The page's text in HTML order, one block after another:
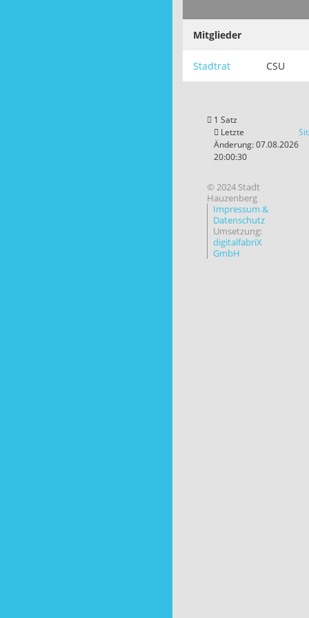
Mitglieder
Stadtrat CSU
1 Satz
Letzte
Änderung: 07.08.2026
20:00:30
© 2024 Stadt
Hauzenberg
Impressum &
Datenschutz
Umsetzung:
digitalfabriX
GmbH